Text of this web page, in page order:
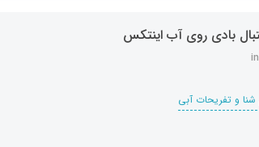
بادی روی آب اینتکس
شنا و تفریحات آبی